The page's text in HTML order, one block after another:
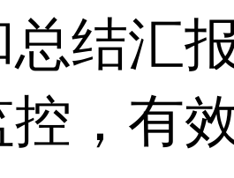
结汇
控，有